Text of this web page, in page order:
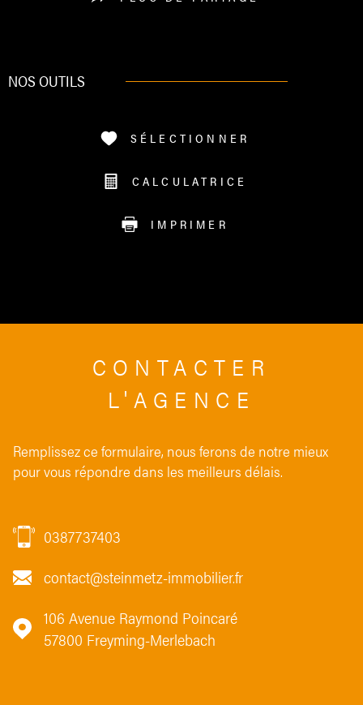
NOS OUTILS
SÉLECTIONNER
CALCULATRICE
IMPRIMER
CONTACTER
L'AGENCE
Remplissez ce formulaire, nous ferons de notre mieux
pour vous répondre dans les meilleurs délais.
0387737403
contact@steinmetz-immobilier.fr
106 Avenue Raymond Poincaré
57800
Freyming-Merlebach